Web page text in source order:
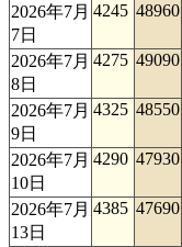
2026年7月
7日
4245 48960
2026年7月
8日
4275 49090
2026年7月
9日
4325 48550
2026年7月
10日
4290 47930
2026年7月
13日
4385 47690